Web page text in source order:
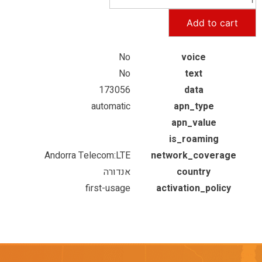
Add to cart
voice
No
text
No
data
173056
apn_type
automatic
apn_value
is_roaming
network_coverage
Andorra Telecom:LTE
country
אנדורה
activation_policy
first-usage